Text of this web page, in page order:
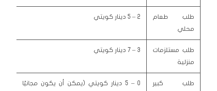
طلب طعام
محلي
2 – 5 دينار كويتي
طلب مستلزمات
منزلية
3 – 7 دينار كويتي
طلب كبير
0 – 5 دينار كويتي (يمكن أن يكون مجانيًا